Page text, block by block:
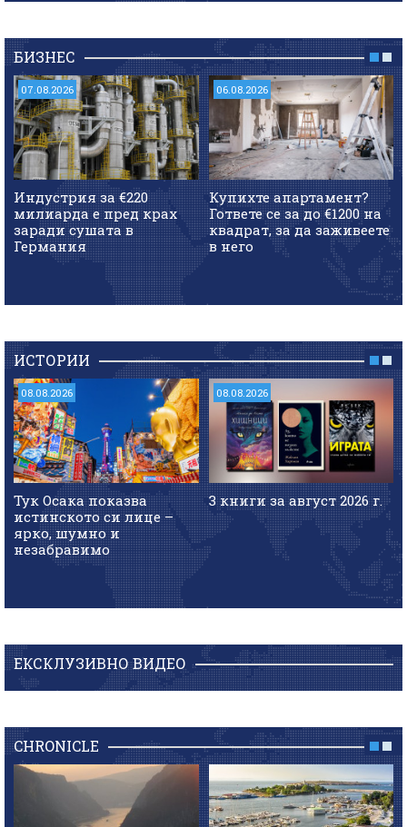
БИЗНЕС
07.08.2026
Индустрия за €220
милиарда е пред крах
заради сушата в
Германия
06.08.2026
Купихте апартамент?
Гответе се за до €1200 на
квадрат, за да заживеете
в него
ИСТОРИИ
08.08.2026
Тук Осака показва
истинското си лице –
ярко, шумно и
незабравимо
08.08.2026
3 книги за август 2026 г.
ЕКСКЛУЗИВНО ВИДЕО
CHRONICLE